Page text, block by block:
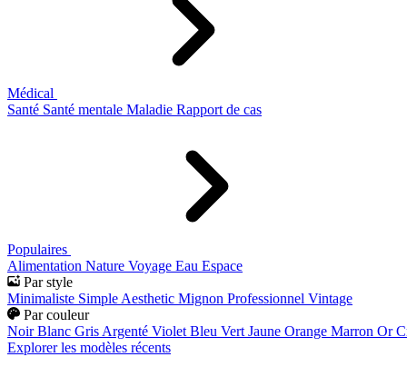
Médical
Santé Santé mentale Maladie Rapport de cas
Populaires
Alimentation Nature Voyage Eau Espace
Par style
Minimaliste Simple Aesthetic Mignon Professionnel Vintage
Par couleur
Noir Blanc Gris Argenté Violet Bleu Vert Jaune Orange Marron Or
Explorer les modèles récents